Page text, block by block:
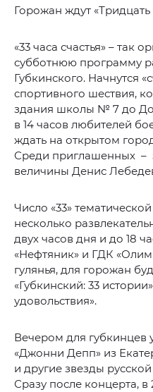
Горожан ждут «Тридцать
«33 часа счастья» – так
субботнюю программу
Губкинского. Начнутся
спортивного шествия,
здания школы № 7 до
в 14 часов любителей
ждать на открытом
Среди приглашенных –
величины Денис
Число «33»
несколько
двух часов дня и до 18
«Нефтяник» и ГДК
гулянья, для горожан
«Губкинский: 33
удовольствия».
Вечером для губкинцев
«Джонни Депп» из
и другие звезды
Сразу после концерта, в